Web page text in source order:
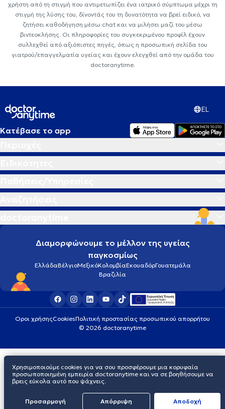
χρήστη από τη στιγμή που αντιμετωπίζει ένα ιατρικό σύμπτωμα μέχρι τη
στιγμή της λύσης του, δίνοντάς του τη δυνατότητα να βρεί ειδικό, να
ζητήσει καθοδήγηση μέσω chat και να μιλήσει μαζί του μέσω
βιντεοκλήσης. Οι πληροφορίες του συγκεκριμένου προφίλ έχουν
συλλεχθεί από αξιόπιστες πηγές, όπως η προσωπική σελίδα του
γιατρού/επαγγελματία υγείας και έχουν ελεγχθεί από την ομάδα του
doctoranytime.
EL
Κατέβασε το app
Διαμορφώνουμε το μέλλον της υγείας
παγκοσμίως
ΕλλάδαΒέλγιοΜεξικόΚολομβίαΕκουαδόρΓουατεμάλα
Βραζιλία
Οροι χρήσηςCookiesΠολιτική προστασίας προσωπικού απορρήτου
© 2026 doctoranytime
Χρησιμοποιούμε cookies για να σου προσφέρουμε μια κορυφαία
προσωποποιημένη εμπειρία doctoranytime και να σε βοηθήσουμε να
βρεις εύκολα αυτό που ψάχνεις.
Προσαρμογή Απόρριψη Aποδοχή